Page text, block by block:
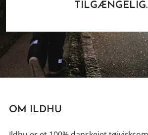
TILGÆNGELIG.
OM ILDHU